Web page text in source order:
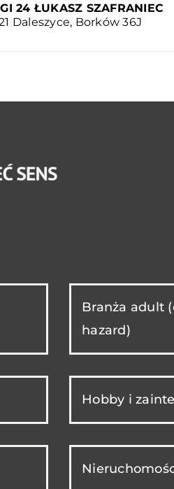
24 ŁUKASZ SZAFRANIEC
Daleszyce, Borków 36J
Branża adult
hazard)
Hobby i